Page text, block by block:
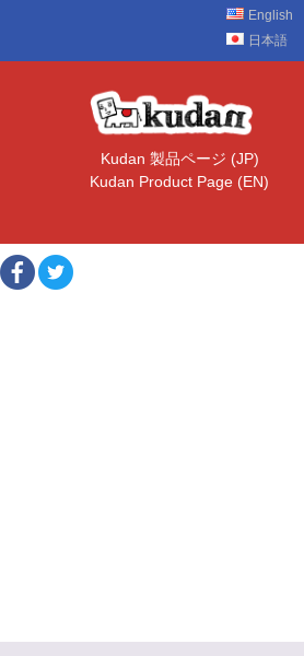
English
日本語
Kudan 製品ページ (JP)
Kudan Product Page (EN)